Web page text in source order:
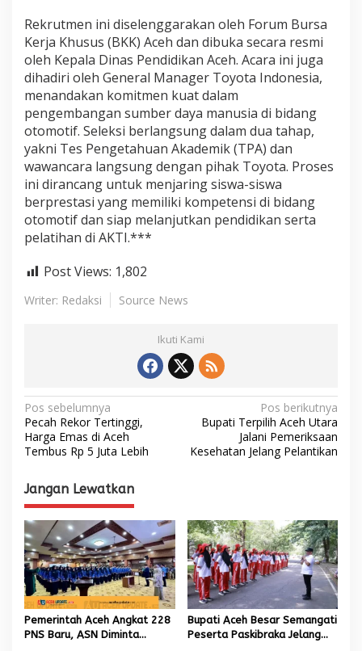
e
s
i
a
0
2
5
Rekrutmen ini diselenggarakan oleh Forum Bursa
Kerja Khusus (BKK) Aceh dan dibuka secara resmi
oleh Kepala Dinas Pendidikan Aceh. Acara ini juga
dihadiri oleh General Manager Toyota Indonesia,
menandakan komitmen kuat dalam
pengembangan sumber daya manusia di bidang
otomotif. Seleksi berlangsung dalam dua tahap,
yakni Tes Pengetahuan Akademik (TPA) dan
wawancara langsung dengan pihak Toyota. Proses
ini dirancang untuk menjaring siswa-siswa
berprestasi yang memiliki kompetensi di bidang
otomotif dan siap melanjutkan pendidikan serta
pelatihan di AKTI.***
Post Views: 1,802
Writer: Redaksi Source News
Ikuti Kami
N
a
v
i
g
a
s
i
p
o
s
Pos sebelumnya
Pecah Rekor Tertinggi,
Harga Emas di Aceh
Tembus Rp 5 Juta Lebih
Pos berikutnya
Bupati Terpilih Aceh Utara
Jalani Pemeriksaan
Kesehatan Jelang Pelantikan
Jangan Lewatkan
Pemerintah Aceh Angkat 228
PNS Baru, ASN Diminta
Bupati Aceh Besar Semangati
Peserta Paskibraka Jelang